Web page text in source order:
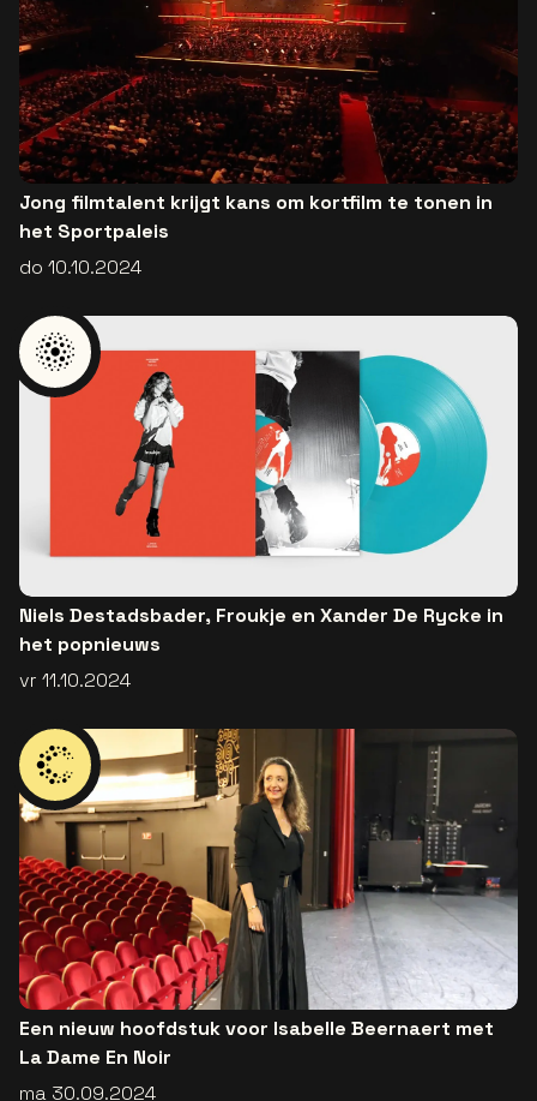
Jong filmtalent krijgt kans om kortfilm te tonen in
het Sportpaleis
do 10.10.2024
Niels Destadsbader, Froukje en Xander De Rycke in
het popnieuws
vr 11.10.2024
Een nieuw hoofdstuk voor Isabelle Beernaert met
La Dame En Noir
ma 30.09.2024